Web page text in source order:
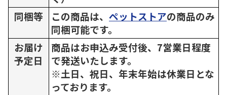
同梱等
この商品は、 ペットストアの商品のみ
同梱可能です。
お届け
予定日
商品はお申込み受付後、7営業日程度
で発送いたします。
※土日、祝日、年末年始は休業日とな
っております。